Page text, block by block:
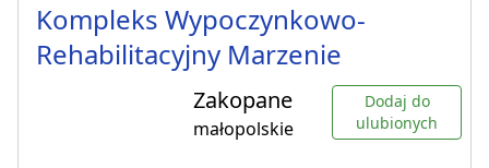
Kompleks Wypoczynkowo-
Rehabilitacyjny Marzenie
Zakopane
małopolskie
Dodaj do
ulubionych